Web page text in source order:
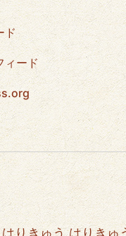
ド
ィード
はりきゅう はりきゅ